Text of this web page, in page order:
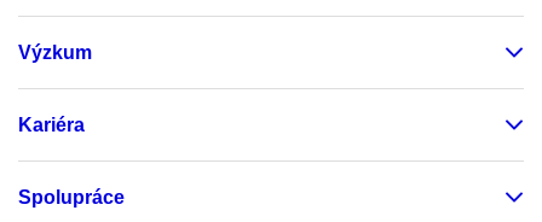
Výzkum
Kariéra
Spolupráce